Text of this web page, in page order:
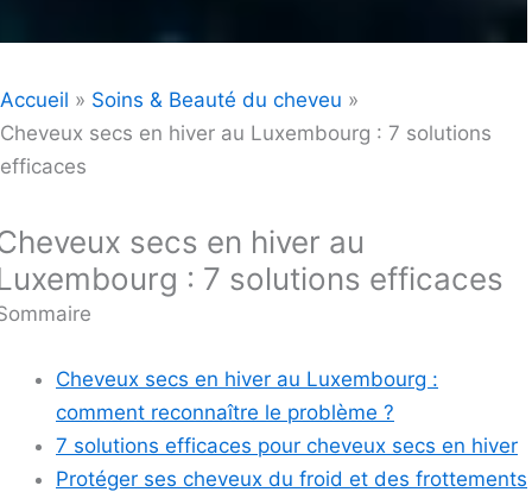
Accueil
Soins & Beauté du cheveu
Cheveux secs en hiver au Luxembourg : 7 solutions
efficaces
secs en hiver au
: 7 solutions efficaces
Cheveux secs en hiver au Luxembourg :
comment reconnaître le problème ?
7 solutions efficaces pour cheveux secs en hiver
Protéger ses cheveux du froid et des frottements